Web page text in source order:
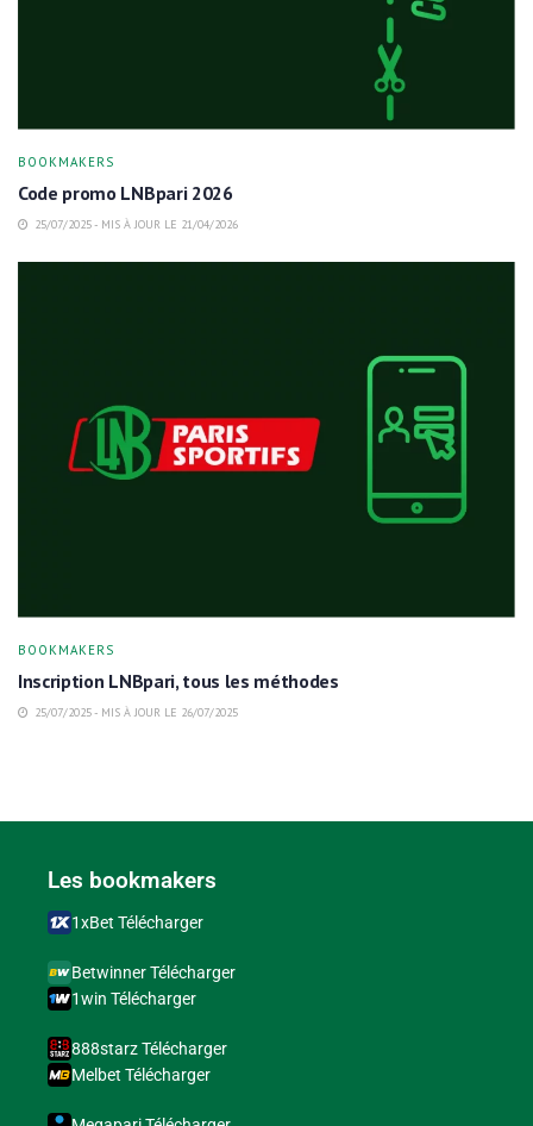
BOOKMAKERS
Code promo LNBpari 2026
25/07/2025 - MIS À JOUR LE 21/04/2026
BOOKMAKERS
Inscription LNBpari, tous les méthodes
25/07/2025 - MIS À JOUR LE 26/07/2025
Les bookmakers
1xBet Télécharger
Betwinner Télécharger
1win Télécharger
888starz Télécharger
Melbet Télécharger